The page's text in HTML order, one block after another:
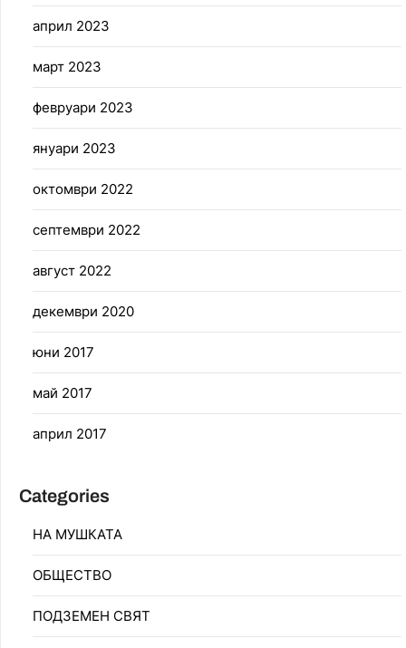
април 2023
март 2023
февруари 2023
януари 2023
октомври 2022
септември 2022
август 2022
декември 2020
юни 2017
май 2017
април 2017
Categories
НА МУШКАТА
ОБЩЕСТВО
ПОДЗЕМЕН СВЯТ